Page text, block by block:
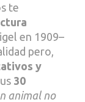
te
en 1909–
pero,
y
30
animal no